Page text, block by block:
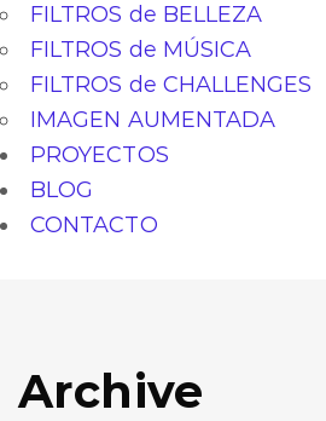
FILTROS de BELLEZA
FILTROS de MÚSICA
FILTROS de CHALLENGES
IMAGEN AUMENTADA
PROYECTOS
BLOG
CONTACTO
Archive